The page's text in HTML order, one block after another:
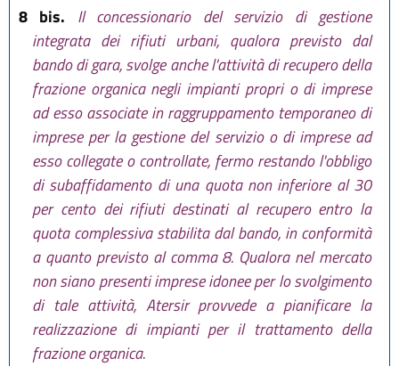
8 bis. Il concessionario del servizio di gestione
integrata dei rifiuti urbani, qualora previsto dal
bando di gara, svolge anche l'attività di recupero della
frazione organica negli impianti propri o di imprese
ad esso associate in raggruppamento temporaneo di
imprese per la gestione del servizio o di imprese ad
esso collegate o controllate, fermo restando l'obbligo
di subaffidamento di una quota non inferiore al 30
per cento dei rifiuti destinati al recupero entro la
quota complessiva stabilita dal bando, in conformità
a quanto previsto al comma 8. Qualora nel mercato
non siano presenti imprese idonee per lo svolgimento
di tale attività, Atersir provvede a pianificare la
realizzazione di impianti per il trattamento della
frazione organica.